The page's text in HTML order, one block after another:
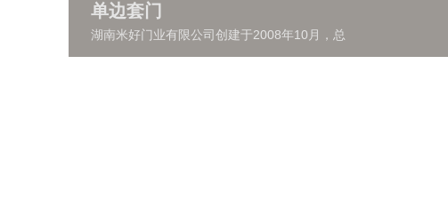
单边套门
湖南米好门业有限公司创建于2008年10月，总